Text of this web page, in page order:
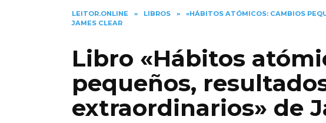
LEITOR.ONLINE » LIBROS »
«HÁBITOS ATÓMICOS: CAMBIOS
JAMES CLEAR
Libro «Hábitos
pequeños,
extraordinarios» de